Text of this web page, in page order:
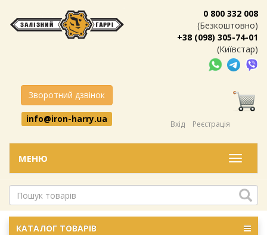
0 800 332 008
(Безкоштовно)
+38 (098) 305-74-01
(Київстар)
Зворотний дзвінок
info@iron-harry.ua
Вхід Реєстрація
Меню
МЕНЮ
КАТАЛОГ ТОВАРІВ